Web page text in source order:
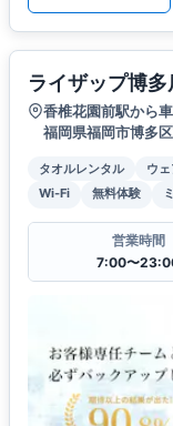
ライザップ博多
香椎花園前駅から
福岡県福岡市博多
タオルレンタル ウ
Wi-Fi
無料体験
営業時間
7:00〜